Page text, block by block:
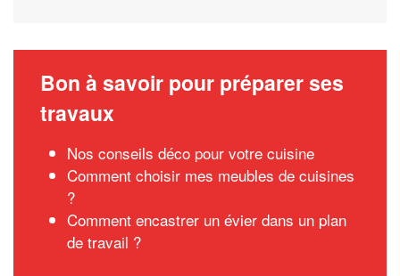
Bon à savoir pour préparer ses
travaux
Nos conseils déco pour votre cuisine
Comment choisir mes meubles de cuisines
?
Comment encastrer un évier dans un plan
de travail ?